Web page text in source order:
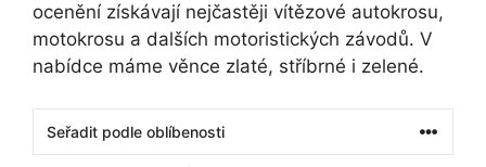
ocenění získávají nejčastěji vítězové autokrosu,
motokrosu a dalších motoristických závodů. V
nabídce máme věnce zlaté, stříbrné i zelené.